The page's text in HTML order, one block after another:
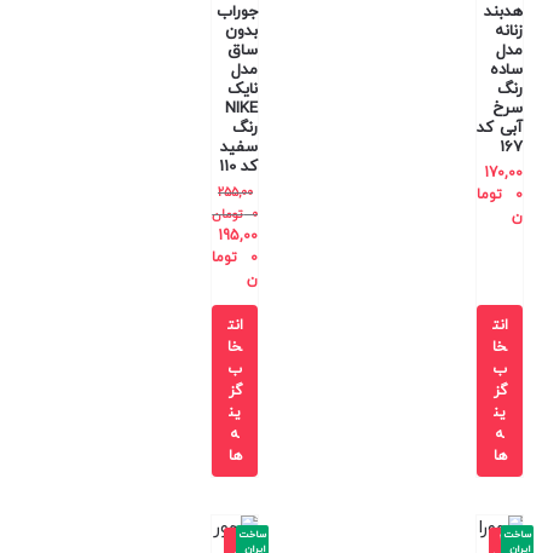
هدبند
زنانه
مدل
ساده
رنگ
سرخ
آبی کد
167
170,00
0
توما
ن
انت
خا
ب
گز
ین
ه
ها
جوراب
بدون
ساق
مدل
نایک
NIKE
رنگ
سفید
کد 110
255,00
0 تومان
195,00
0
توما
ن
انت
خا
ب
گز
ین
ه
ها
-2ساخت
ایران
-1ساخت
ایران